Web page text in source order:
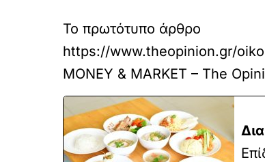
Το πρωτότυπο άρθρο
https://www.theopinion.gr/
MONEY & MARKET – The